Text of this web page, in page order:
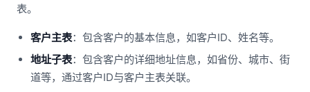
表。
客户主表：包含客户的基本信息，如客户ID、姓名等。
地址子表：包含客户的详细地址信息，如省份、城市、街
道等，通过客户ID与客户主表关联。